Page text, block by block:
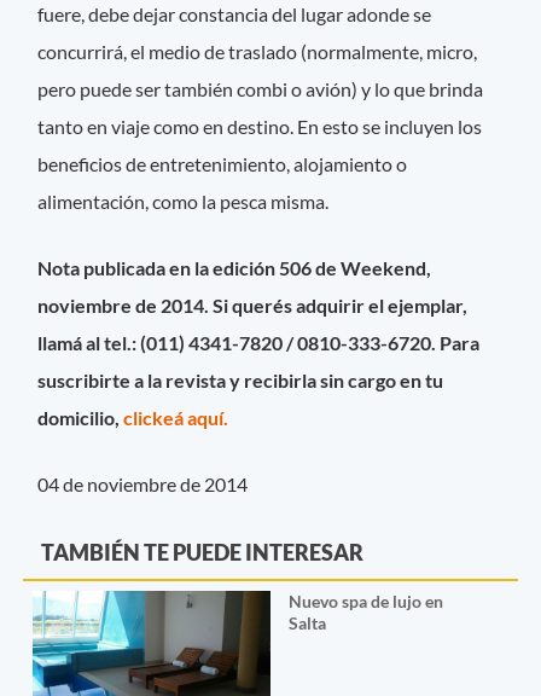
fuere, debe dejar constancia del lugar adonde se
concurrirá, el medio de traslado (normalmente, micro,
pero puede ser también combi o avión) y lo que brinda
tanto en viaje como en destino. En esto se incluyen los
beneficios de entretenimiento, alojamiento o
alimentación, como la pesca misma.
Nota publicada en la edición 506 de Weekend,
noviembre de 2014. Si querés adquirir el ejemplar,
llamá al tel.: (011) 4341-7820 / 0810-333-6720. Para
suscribirte a la revista y recibirla sin cargo en tu
domicilio,clickeá aquí.
04 de noviembre de 2014
TAMBIÉN TE PUEDE INTERESAR
Nuevo spa de lujo en
Salta